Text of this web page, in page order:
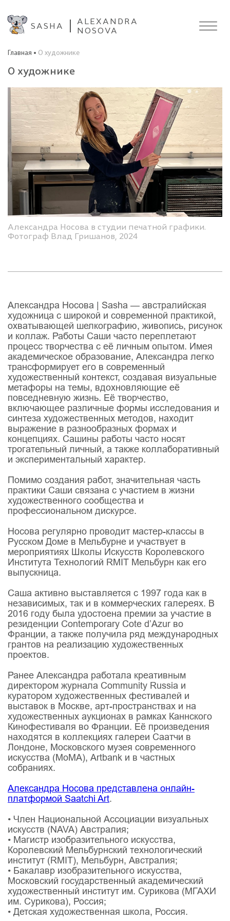
SASHA
ALEXANDRA
NOSOVA
Главная О художнике
О художнике
Александра Носова в студии печатной графики.
Фотограф Влад Гришанов, 2024
Александра Носова | Sasha — австралийская
художница с широкой и современной практикой,
охватывающей шелкографию, живопись, рисунок
и коллаж. Работы Саши часто переплетают
процесс творчества с её личным опытом. Имея
академическое образование, Александра легко
трансформирует его в современный
художественный контекст, создавая визуальные
метафоры на темы, вдохновляющие её
повседневную жизнь. Её творчество,
включающее различные формы исследования и
синтеза художественных методов, находит
выражение в разнообразных формах и
концепциях. Сашины работы часто носят
трогательный личный, а также коллаборативный
и экспериментальный характер.
Помимо создания работ, значительная часть
практики Саши связана с участием в жизни
художественного сообщества и
профессиональном дискурсе.
Носова регулярно проводит мастер-классы в
Русском Доме в Мельбурне и участвует в
мероприятиях Школы Искусств Королевского
Института Технологий RMIT Мельбурн как его
выпускница.
Саша активно выставляется с 1997 года как в
независимых, так и в коммерческих галереях. В
2016 году была удостоена премии за участие в
резиденции Contemporary Cote d’Azur во
Франции, а также получила ряд международных
грантов на реализацию художественных
проектов.
Ранее Александра работала креативным
директором журнала Community Russia и
куратором художественных фестивалей и
выставок в Москве, арт-пространствах и на
художественных аукционах в рамках Каннского
Кинофестиваля во Франции. Её произведения
находятся в коллекциях галереи Саатчи в
Лондоне, Московского музея современного
искусства (MoMA), Artbank и в частных
собраниях.
Александра Носова представлена онлайн-
платформой Saatchi Art.
• Член Национальной Ассоциации визуальных
искусств (NAVA) Австралия;
• Магистр изобразительного искусства,
Королевский Мельбурнский технологический
институт (RMIT), Мельбурн, Австралия;
• Бакалавр изобразительного искусства,
Московский государственный академический
художественный институт им. Сурикова (МГАХИ
им. Сурикова), Россия;
• Детская художественная школа, Россия.